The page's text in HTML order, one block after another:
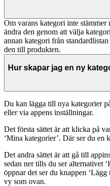
Om varans kategori inte
ändra den genom att välja
annan kategori från
den till produkten.
Hur skapar jag en ny
Du kan lägga till nya kategorier
eller via appens inställningar.
Det första sättet är att klicka på
‘Mina kategorier’. Där ser du en
Det andra sättet är att gå till
sedan ner tills du ser alternativet
öppnar det ser du knappen
vy som ovan.